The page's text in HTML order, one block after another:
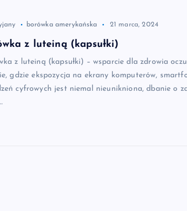
borówka amerykańska 21 marca, 2024
z luteiną (kapsułki)
z luteiną (kapsułki) – wsparcie dla zdrowia
gdzie ekspozycja na ekrany komputerów,
cyfrowych jest niemal nieunikniona, dbanie o